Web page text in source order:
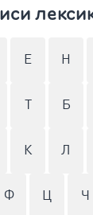
E H
Б
К Л
Ф Ц Ч